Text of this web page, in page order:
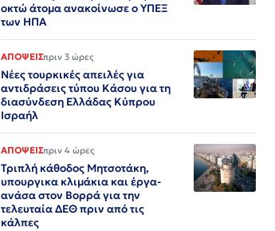
οκτώ άτομα ανακοίνωσε ο ΥΠΕΞ
των ΗΠΑ
ΑΠΟΨΕΙΣπριν 3 ώρες
Νέες τουρκικές απειλές για
αντιδράσεις τύπου Κάσου για τη
διασύνδεση Ελλάδας Κύπρου
Ισραήλ
ΑΠΟΨΕΙΣπριν 4 ώρες
Τριπλή κάθοδος Μητσοτάκη,
υπουργικα κλιμάκια και έργα-
ανάσα στον Βορρά για την
τελευταία ΔΕΘ πριν από τις
κάλπες